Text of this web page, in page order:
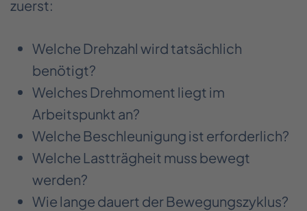
zuerst:
Welche Drehzahl wird tatsächlich
benötigt?
Welches Drehmoment liegt im
Arbeitspunkt an?
Welche Beschleunigung ist erforderlich?
Welche Lastträgheit muss bewegt
werden?
Wie lange dauert der Bewegungszyklus?